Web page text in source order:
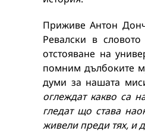
Приживе Антон
Ревалски в
отстояване на
помним дълбоките
думи за нашата
оглеждат какво са
гледат що става
живели преди тях, и